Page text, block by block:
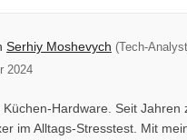
Serhiy Moshevych (Tech-
2024
Hardware. Seit Jahren
im Alltags-Stresstest. Mit